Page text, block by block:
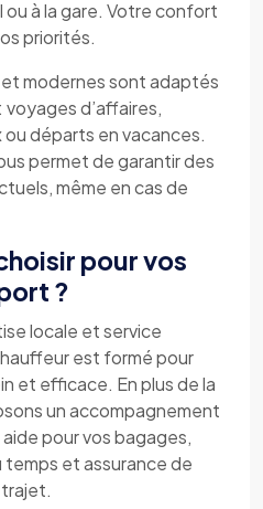
à la gare. Votre confort
priorités.
modernes sont adaptés
d’affaires,
départs en vacances.
permet de garantir des
même en cas de
pour vos
?
locale et service
est formé pour
et efficace. En plus de la
un accompagnement
pour vos bagages,
temps et assurance de